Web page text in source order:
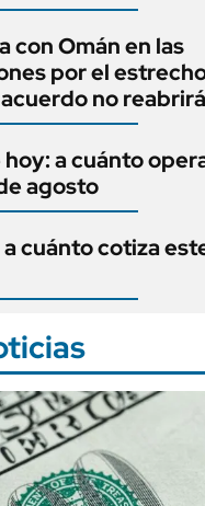
con Omán en las
por el
no
a cuánto
agosto
cuánto cotiza